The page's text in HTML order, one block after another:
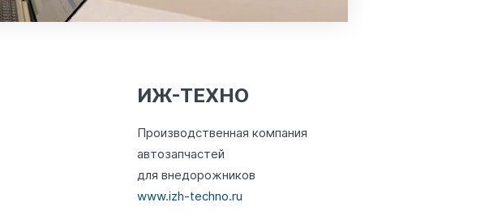
ИЖ-ТЕХНО
Производственная компания
автозапчастей
для внедорожников
www.izh-techno.ru